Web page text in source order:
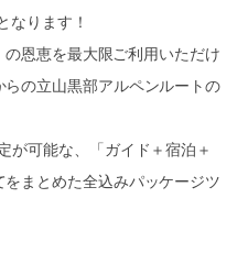
なります！
恩恵を最大限ご利用いただけ
の立山黒部アルペンルートの
が可能な、「ガイド＋宿泊＋
まとめた全込みパッケージツ